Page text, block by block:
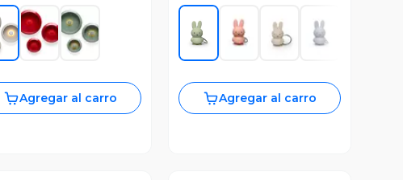
Agregar al carro Agregar al carro